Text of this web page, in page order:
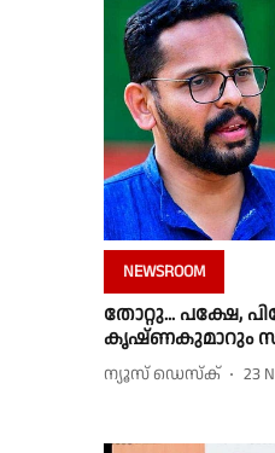
NEWSROOM
തോറ്റു... പക്ഷേ,
കൃഷ്ണകുമാറും
ന്യൂസ് ഡെസ്ക് 23